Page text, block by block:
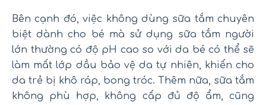
Bên cạnh đó, việc không dùng sữa tắm chuyên
biệt dành cho bé mà sử dụng sữa tắm người
lớn thường có độ pH cao so với da bé có thể sẽ
làm mất lớp dầu bảo vệ da tự nhiên, khiến cho
da trẻ bị khô ráp, bong tróc. Thêm nữa, sữa tắm
không phù hợp, không cấp đủ độ ẩm, cũng